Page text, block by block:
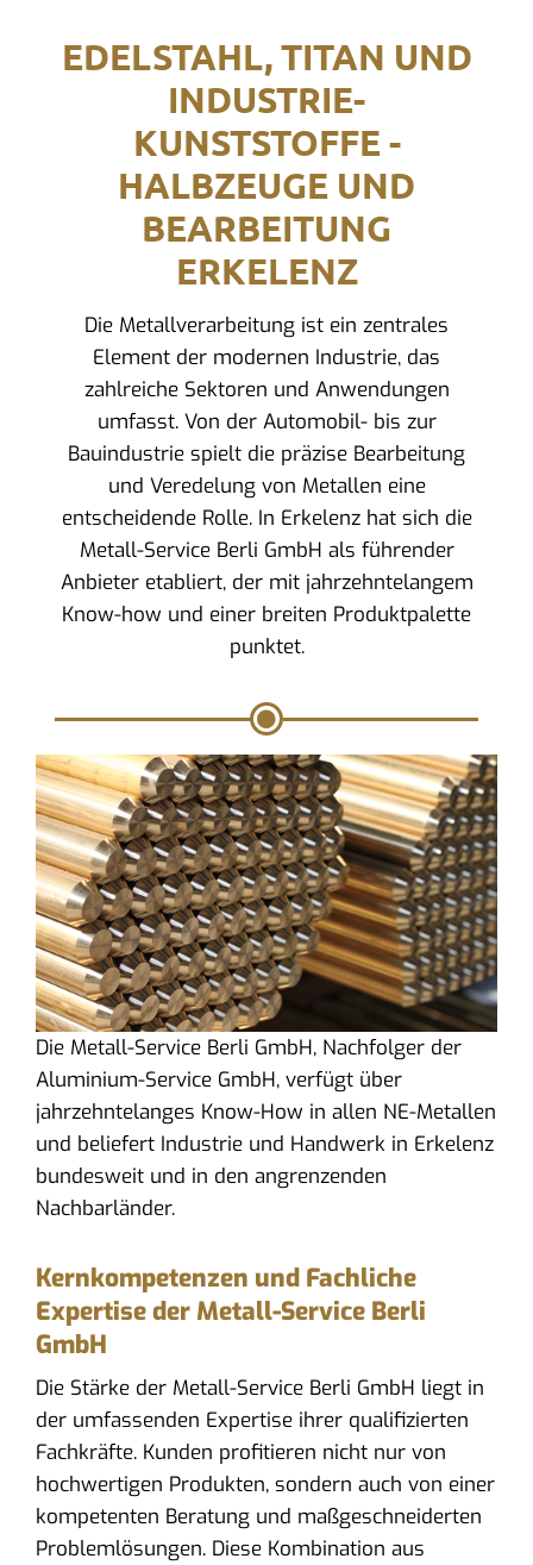
EDELSTAHL, TITAN UND
INDUSTRIE-
KUNSTSTOFFE -
HALBZEUGE UND
BEARBEITUNG
ERKELENZ
Die Metallverarbeitung ist ein zentrales
Element der modernen Industrie, das
zahlreiche Sektoren und Anwendungen
umfasst. Von der Automobil- bis zur
Bauindustrie spielt die präzise Bearbeitung
und Veredelung von Metallen eine
entscheidende Rolle. In Erkelenz hat sich die
Metall-Service Berli GmbH als führender
Anbieter etabliert, der mit jahrzehntelangem
Know-how und einer breiten Produktpalette
punktet.
Die Metall-Service Berli GmbH, Nachfolger der
Aluminium-Service GmbH, verfügt über
jahrzehntelanges Know-How in allen NE-Metallen
und beliefert Industrie und Handwerk in Erkelenz
bundesweit und in den angrenzenden
Nachbarländer.
Kernkompetenzen und Fachliche
Expertise der Metall-Service Berli
GmbH
Die Stärke der Metall-Service Berli GmbH liegt in
der umfassenden Expertise ihrer qualifizierten
Fachkräfte. Kunden profitieren nicht nur von
hochwertigen Produkten, sondern auch von einer
kompetenten Beratung und maßgeschneiderten
Problemlösungen. Diese Kombination aus